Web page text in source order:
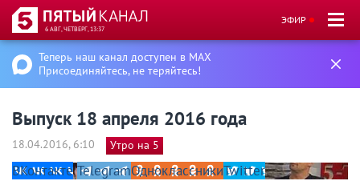
6 АВГ, ЧЕТВЕРГ, 13:37
ЭФИР
Теперь наш канал доступен в MAX
Присоединяйтесь, не теряйтесь!
Выпуск 18 апреля 2016 года
18.04.2016, 6:10 Утро на 5
ВКонтакте TelegramОдноклассникиTwitter